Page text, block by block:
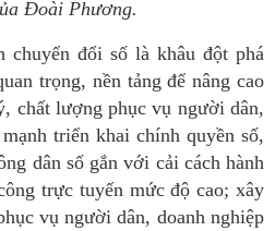
Đoài Phương.
chuyển đổi số là khâu đột phá
trọng, nền tảng để nâng cao
chất lượng phục vụ người dân,
triển khai chính quyền số,
dân số gắn với cải cách hành
trực tuyến mức độ cao; xây
vụ người dân, doanh nghiệp